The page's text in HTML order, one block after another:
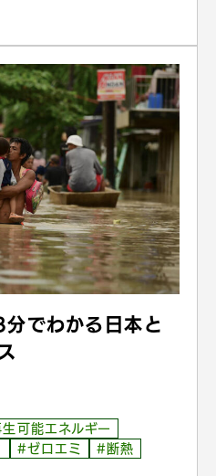
でわかる日本と
生可能エネルギー
#ゼロエミ
#断熱